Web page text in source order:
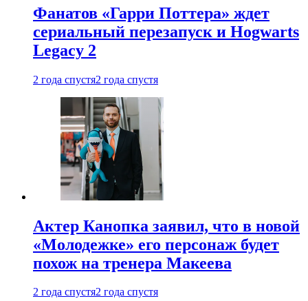
Фанатов «Гарри Поттера» ждет
сериальный перезапуск и Hogwarts
Legacy 2
2 года спустя2 года спустя
Актер Канопка заявил, что в новой
«Молодежке» его персонаж будет
похож на тренера Макеева
2 года спустя2 года спустя